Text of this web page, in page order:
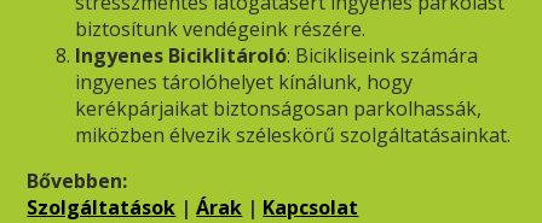
biztosítunk vendégeink részére.
Ingyenes Biciklitároló: Bicikliseink számára
ingyenes tárolóhelyet kínálunk, hogy
kerékpárjaikat biztonságosan parkolhassák,
miközben élvezik széleskörű szolgáltatásainkat.
Bővebben:
Szolgáltatások |Árak | Kapcsolat